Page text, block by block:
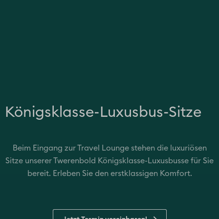
Königsklasse-Luxusbus-Sitze
Beim Eingang zur Travel Lounge stehen die luxuriösen
Sitze unserer Twerenbold Königsklasse-Luxusbusse für Sie
bereit. Erleben Sie den erstklassigen Komfort.